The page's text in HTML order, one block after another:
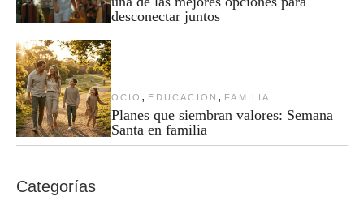
desconectar juntos
OCIO , EDUCACION , FAMILIA
Planes que siembran valores: Semana
Santa en familia
Categorías